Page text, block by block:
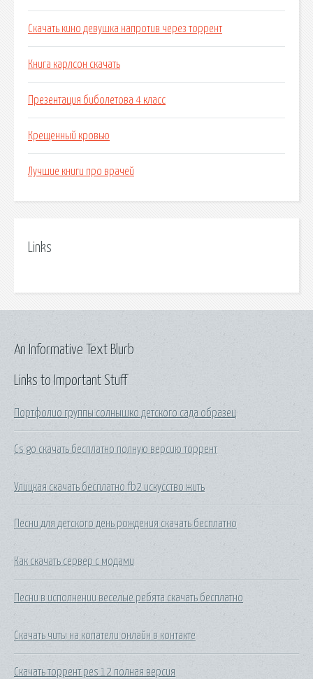
Скачать кино девушка напротив через торрент
Книга карлсон скачать
Презентация биболетова 4 класс
Крещенный кровью
Лучшие книги про врачей
Links
Links to Important Stuff
Портфолио группы солнышко детского сада образец
Cs go скачать бесплатно полную версию торрент
Улицкая скачать бесплатно fb2 искусство жить
Песни для детского день рождения скачать бесплатно
Как скачать сервер с модами
Песни в исполнении веселые ребята скачать бесплатно
Скачать читы на копатели онлайн в контакте
Скачать торрент pes 12 полная версия
An Informative Text Blurb